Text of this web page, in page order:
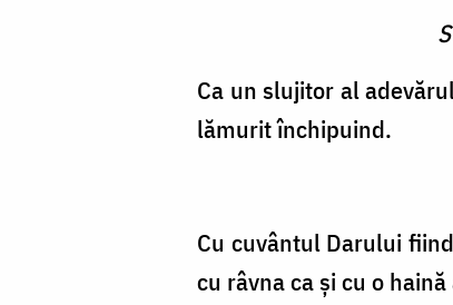
Ca un slujitor al
lămurit închipuind.
Cu cuvântul Darului
cu râvna ca şi cu o